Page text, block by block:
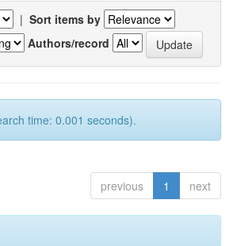
| Sort items by
Authors/record
time: 0.001 seconds).
previous 1 next